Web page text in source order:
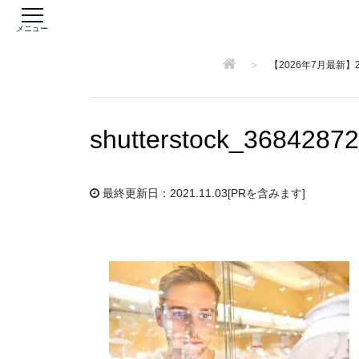
メニュー
> 【2026年7月最新
最終更新日：2021.11.03[PRを含みます]